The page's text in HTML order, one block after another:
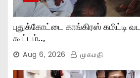
புதுக்கோட்டை காங்கிரஸ் கமிட்டி
கூட்டம்..,
Aug 6, 2026 முகமதி